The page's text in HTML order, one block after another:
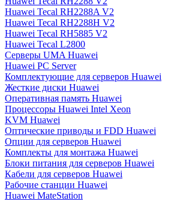
Huawei Tecal RH2288A V2
Huawei Tecal RH2288H V2
Huawei Tecal RH5885 V2
Huawei Tecal L2800
Серверы UMA Huawei
Huawei PC Server
Комплектующие для серверов Huawei
Жесткие диски Huawei
Оперативная память Huawei
Процессоры Huawei Intel Xeon
KVM Huawei
Оптические приводы и FDD Huawei
Опции для серверов Huawei
Комплекты для монтажа Huawei
Блоки питания для серверов Huawei
Кабели для серверов Huawei
Рабочие станции Huawei
Huawei MateStation